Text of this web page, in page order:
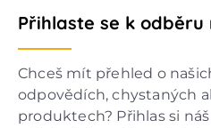
Přihlaste se k odběru
Chceš mít přehled o
odpovědích, chystaných
produktech? Přihlas si